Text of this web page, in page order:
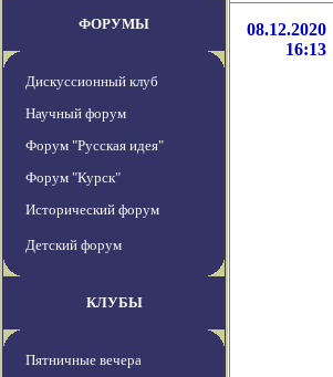
ФОРУМЫ
Дискуссионный клуб
Научный форум
Форум "Русская идея"
Форум "Курск"
Исторический форум
Детский форум
КЛУБЫ
Пятничные вечера
08.12.2020
16:13